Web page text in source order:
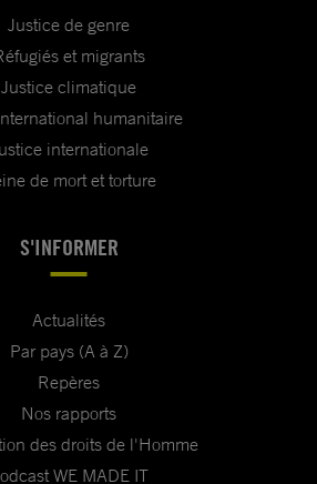
Justice de genre
et migrants
Justice climatique
humanitaire
internationale
de mort et torture
S'INFORMER
Actualités
Par pays (A à Z)
Repères
Nos rapports
des droits de l'Homme
WE MADE IT